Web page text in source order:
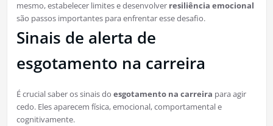
mesmo, estabelecer limites e desenvolver resiliência emocional
são passos importantes para enfrentar esse desafio.
Sinais de alerta de
esgotamento na carreira
É crucial saber os sinais do esgotamento na carreira para agir
cedo. Eles aparecem física, emocional, comportamental e
cognitivamente.